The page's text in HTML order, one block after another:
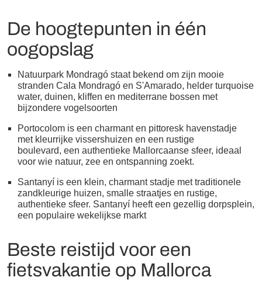
De hoogtepunten in één
oogopslag
Natuurpark Mondragó staat bekend om zijn mooie
stranden Cala Mondragó en S'Amarado, helder turquoise
water, duinen, kliffen en mediterrane bossen met
bijzondere vogelsoorten
Portocolom is een charmant en pittoresk havenstadje
met kleurrijke vissershuizen en een rustige
boulevard, een authentieke Mallorcaanse sfeer, ideaal
voor wie natuur, zee en ontspanning zoekt.
Santanyí is een klein, charmant stadje met traditionele
zandkleurige huizen, smalle straatjes en rustige,
authentieke sfeer. Santanyí heeft een gezellig dorpsplein,
een populaire wekelijkse markt
Beste reistijd voor een
fietsvakantie op Mallorca